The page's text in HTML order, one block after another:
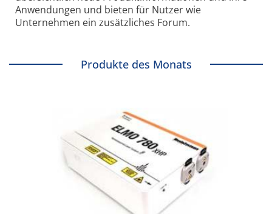
Anwendungen und bieten für Nutzer wie
Unternehmen ein zusätzliches Forum.
Produkte des Monats